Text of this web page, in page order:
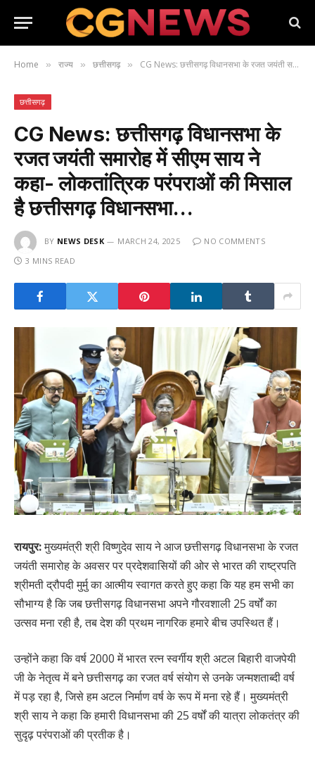
Home » राज्य » छत्तीसगढ़ » CG News: छत्तीसगढ़ विधानसभा के रजत जयंती समारोह में सीएम साय ने कहा- लोकतांत्रिक परंपराओं की मिसाल है छत्तीसगढ़ विधानसभा…
छत्तीसगढ़
CG News: छत्तीसगढ़ विधानसभा के
रजत जयंती समारोह में सीएम साय ने
कहा- लोकतांत्रिक परंपराओं की मिसाल
है छत्तीसगढ़ विधानसभा…
BY NEWS DESK MARCH 24, 2025
NO COMMENTS
3 MINS READ
रायपुर:मुख्यमंत्री श्री विष्णुदेव साय ने आज छत्तीसगढ़ विधानसभा के रजत
जयंती समारोह के अवसर पर प्रदेशवासियों की ओर से भारत की राष्ट्रपति
श्रीमती द्रौपदी मुर्मु का आत्मीय स्वागत करते हुए कहा कि यह हम सभी का
सौभाग्य है कि जब छत्तीसगढ़ विधानसभा अपने गौरवशाली 25 वर्षों का
उत्सव मना रही है, तब देश की प्रथम नागरिक हमारे बीच उपस्थित हैं।
उन्होंने कहा कि वर्ष 2000 में भारत रत्न स्वर्गीय श्री अटल बिहारी वाजपेयी
जी के नेतृत्व में बने छत्तीसगढ़ का रजत वर्ष संयोग से उनके जन्मशताब्दी वर्ष
में पड़ रहा है, जिसे हम अटल निर्माण वर्ष के रूप में मना रहे हैं। मुख्यमंत्री
श्री साय ने कहा कि हमारी विधानसभा की 25 वर्षों की यात्रा लोकतंत्र की
सुदृढ़ परंपराओं की प्रतीक है।